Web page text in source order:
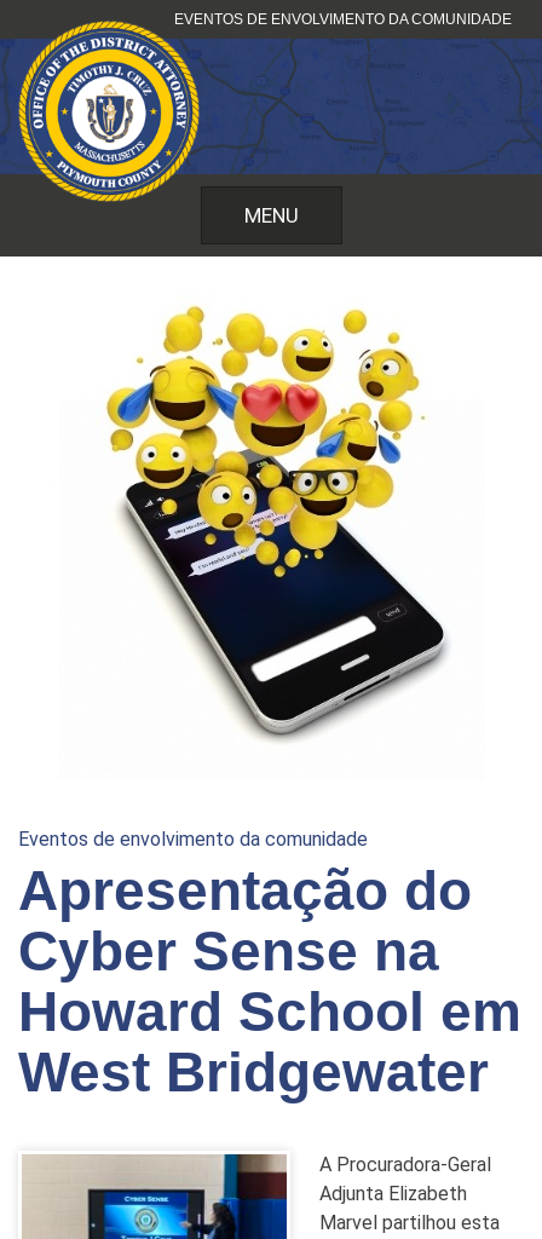
para
o
conteúdo
EVENTOS DE ENVOLVIMENTO DA COMUNIDADE
MENU
Eventos de envolvimento da comunidade
Apresentação do
Cyber Sense na
Howard School em
West Bridgewater
A Procuradora-Geral
Adjunta Elizabeth
Marvel partilhou esta